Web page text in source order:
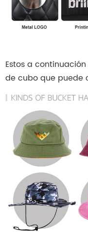
Estos a
de cubo que puede